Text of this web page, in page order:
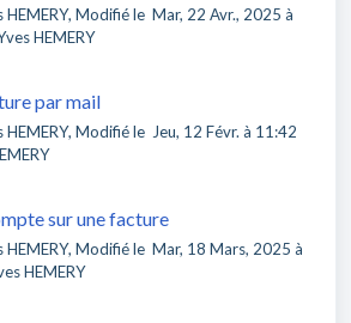
HEMERY, Modifié le Mar, 22 Avr., 2025 à
HEMERY
par mail
HEMERY, Modifié le Jeu, 12 Févr. à 11:42
sur une facture
HEMERY, Modifié le Mar, 18 Mars, 2025 à
HEMERY